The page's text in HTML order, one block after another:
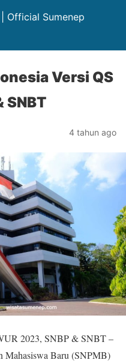
Official Sumenep
Versi QS
SNBT
4 tahun ago
2023, SNBP & SNBT –
Mahasiswa Baru (SNPMB)